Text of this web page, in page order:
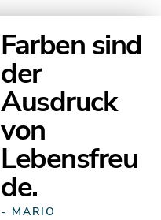
Farben sind
der
Ausdruck
von
Lebensfreu
de.
- MARIO